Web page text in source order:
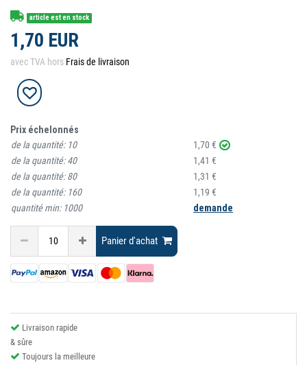
article est en stock
1,70 EUR
avec TVA hors Frais de livraison
Prix échelonnés
de la quantité: 10
1,70 €
de la quantité:40
1,41 €
de la quantité:80
1,31 €
de la quantité: 160
1,19 €
quantité min: 1000 demande
Panier d'achat
Livraison rapide
& sûre
Toujours la meilleure